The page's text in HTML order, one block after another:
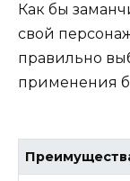
Как бы
свой
правильно
применения